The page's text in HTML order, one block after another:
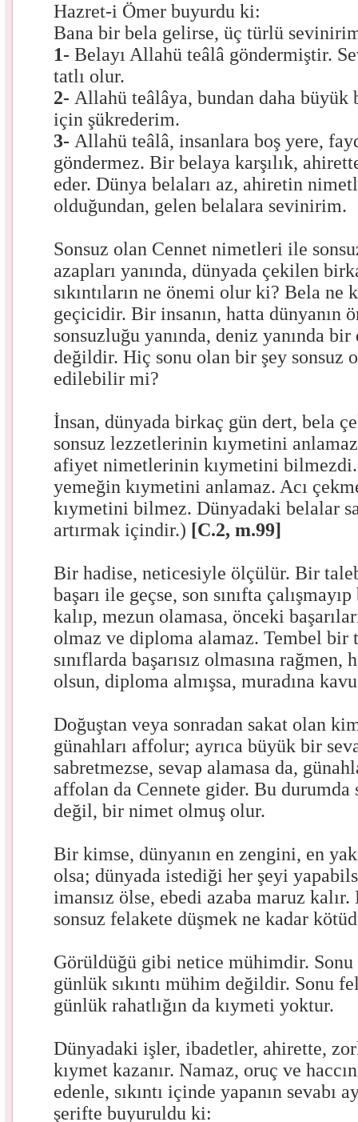
Hazret-i Ömer buyurdu ki:
Bana bir bela gelirse, üç türlü
1-Belayı Allahü teâlâ göndermiştir.
tatlı olur.
2- Allahü teâlâya, bundan daha büyük
için şükrederim.
3- Allahü teâlâ, insanlara boş yere,
göndermez. Bir belaya karşılık,
eder. Dünya belaları az, ahiretin
olduğundan, gelen belalara sevinirim.
Sonsuz olan Cennet nimetleri ile
azapları yanında, dünyada çekilen
sıkıntıların ne önemi olur ki? Bela ne
geçicidir. Bir insanın, hatta dünyanın
sonsuzluğu yanında, deniz yanında
değildir. Hiç sonu olan bir şey sonsuz
edilebilir mi?
İnsan, dünyada birkaç gün dert, bela
sonsuz lezzetlerinin kıymetini
afiyet nimetlerinin kıymetini
yemeğin kıymetini anlamaz. Acı
kıymetini bilmez. Dünyadaki belalar
artırmak içindir.) [C.2, m.99]
Bir hadise, neticesiyle ölçülür. Bir
başarı ile geçse, son sınıfta
kalıp, mezun olamasa, önceki
olmaz ve diploma alamaz. Tembel bir
sınıflarda başarısız olmasına
olsun, diploma almışsa, muradına
Doğuştan veya sonradan sakat olan
günahları affolur; ayrıca büyük bir
sabretmezse, sevap alamasa da,
affolan da Cennete gider. Bu durumda
değil, bir nimet olmuş olur.
Bir kimse, dünyanın en zengini, en
olsa; dünyada istediği her şeyi
imansız ölse, ebedi azaba maruz
sonsuz felakete düşmek ne kadar
Görüldüğü gibi netice mühimdir.
günlük sıkıntı mühim değildir. Sonu
günlük rahatlığın da kıymeti yoktur.
Dünyadaki işler, ibadetler, ahirette,
kıymet kazanır. Namaz, oruç ve
edenle, sıkıntı içinde yapanın sevabı
şerifte buyuruldu ki: